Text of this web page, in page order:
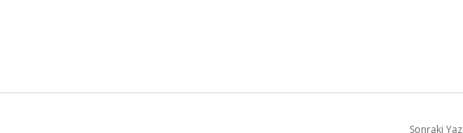
Sonraki